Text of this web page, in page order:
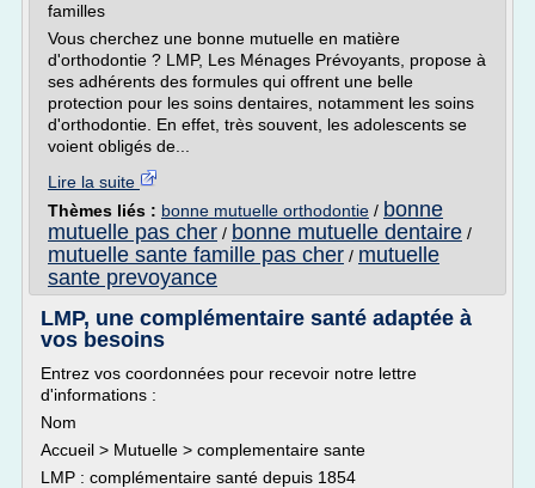
familles
Vous cherchez une bonne mutuelle en matière
d'orthodontie ? LMP, Les Ménages Prévoyants, propose à
ses adhérents des formules qui offrent une belle
protection pour les soins dentaires, notamment les soins
d'orthodontie. En effet, très souvent, les adolescents se
voient obligés de...
Lire la suite
Thèmes liés : bonne mutuelle orthodontie / bonne
mutuelle pas cher / bonne mutuelle dentaire /
mutuelle sante famille pas cher / mutuelle
sante prevoyance
LMP, une complémentaire santé adaptée à
vos besoins
Entrez vos coordonnées pour recevoir notre lettre
d'informations :
Nom
Accueil > Mutuelle > complementaire sante
LMP : complémentaire santé depuis 1854